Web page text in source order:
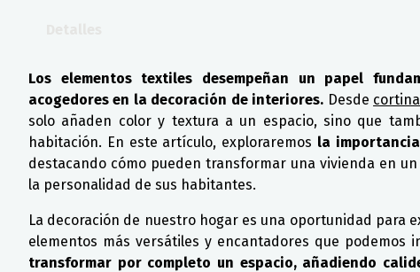
Los elementos textiles desempeñan un papel
acogedores en la decoración de interiores. Desde
solo añaden color y textura a un espacio, sino que
habitación. En este artículo, exploraremos la
destacando cómo pueden transformar una vivienda en
la personalidad de sus habitantes.
La decoración de nuestro hogar es una oportunidad para
elementos más versátiles y encantadores que podemos
transformar por completo un espacio, añadiendo